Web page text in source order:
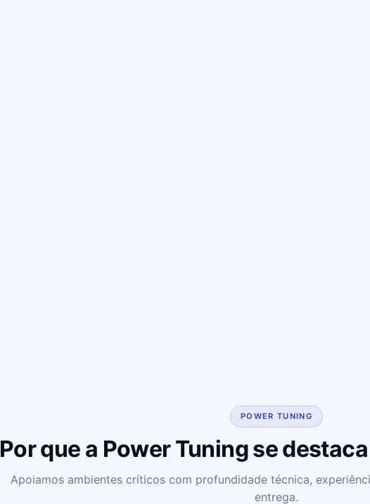
POWER TUNING
Por que a Power Tuning se
Apoiamos ambientes críticos com profundidade técnica,
entrega.